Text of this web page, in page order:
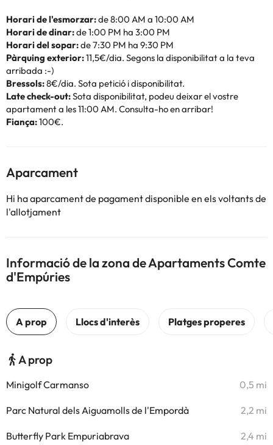
Horari de l'esmorzar:de 8:00 AM a 10:00 AM
Horari de dinar:de 1:00 PM ha 3:00 PM
Horari del sopar:de 7:30 PM ha 9:30 PM
Pàrquing exterior:11,5€/dia. Segons la disponibilitat a la teva
arribada :-)
Bressols:8€/dia. Sota petició i disponibilitat.
Late check-out:Sota disponibilitat, podeu deixar el vostre
apartament a les 11:00 AM. Consulta-ho en arribar!
Fiança:100€.
Aparcament
Hi ha aparcament de pagament disponible en els voltants de
l'allotjament
Informació de la zona de Apartaments Comte
d'Empúries
A prop
Minigolf Carmanso 0,5 mi
Parc Natural dels Aiguamolls de l'Empordà 2,2 mi
Butterfly Park Empuriabrava 2,4 mi